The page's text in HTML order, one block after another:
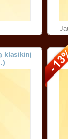
klasikinį